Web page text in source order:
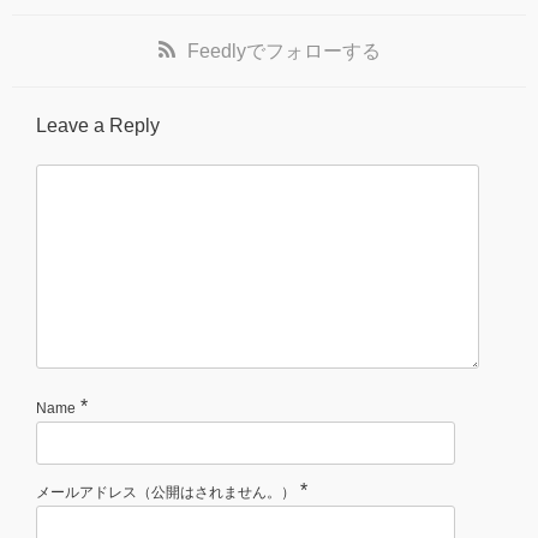
Feedlyでフォローする
Leave a Reply
Name *
メールアドレス（公開はされません。） *